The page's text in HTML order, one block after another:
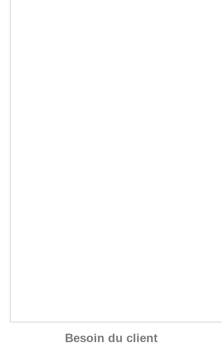
Besoin du client